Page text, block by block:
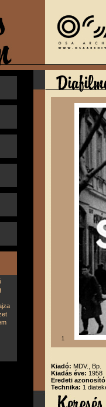
1
Kiadó: MDV., Bp.
Kiadás éve: 1958
Eredeti
Technika: 1